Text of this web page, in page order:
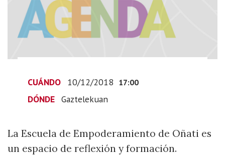
autosuficiencia
Último
taller
eletricidad
luz”
2018-
CUÁNDO 10/12/2018 17:00
DÓNDE Gaztelekuan
La Escuela de Empoderamiento de Oñati es
un espacio de reflexión y formación.